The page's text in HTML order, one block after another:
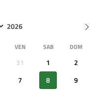
VEN SAB DOM
31 1
2
7 8
9